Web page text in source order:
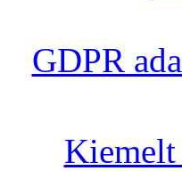
GDPR